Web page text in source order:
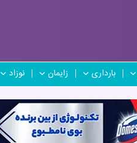
بارداری زایمان نوزاد